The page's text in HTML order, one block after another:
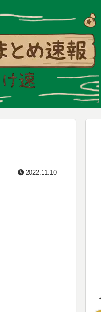
2022.11.10